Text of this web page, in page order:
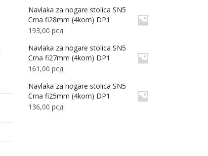
Navlaka za nogare stolica SN5
Crna fi28mm (4kom) DP1
193,00 рсд
Navlaka za nogare stolica SN5
Crna fi27mm (4kom) DP1
161,00 рсд
Navlaka za nogare stolica SN5
Crna fi25mm (4kom) DP1
136,00 рсд